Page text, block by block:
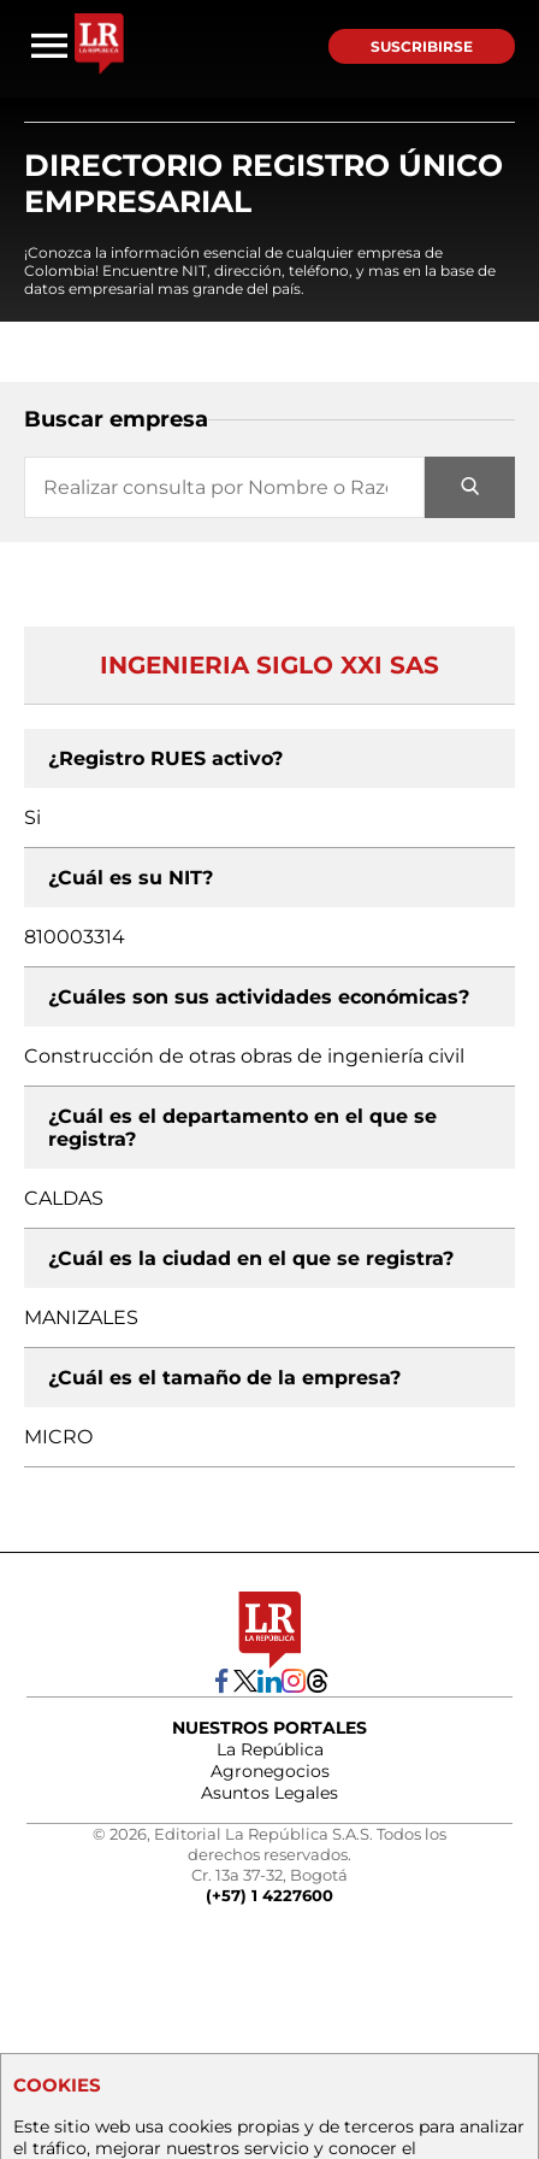
SUSCRIBIRSE
DIRECTORIO REGISTRO ÚNICO
EMPRESARIAL
¡Conozca la información esencial de cualquier empresa de
Colombia! Encuentre NIT, dirección, teléfono, y mas en la base de
datos empresarial mas grande del país.
Buscar empresa
INGENIERIA SIGLO XXI SAS
¿Registro RUES activo?
Si
¿Cuál es su NIT?
810003314
¿Cuáles son sus actividades económicas?
Construcción de otras obras de ingeniería civil
¿Cuál es el departamento en el que se
registra?
CALDAS
¿Cuál es la ciudad en el que se registra?
MANIZALES
¿Cuál es el tamaño de la empresa?
MICRO
NUESTROS PORTALES
La República
Agronegocios
Asuntos Legales
© 2026, Editorial La República S.A.S. Todos los
derechos reservados.
Cr. 13a 37-32, Bogotá
(+57) 1 4227600
COOKIES
Este sitio web usa cookies propias y de terceros para analizar
el tráfico, mejorar nuestros servicio y conocer el